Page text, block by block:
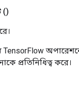
()
প্রতিনিধিত্ব করে।